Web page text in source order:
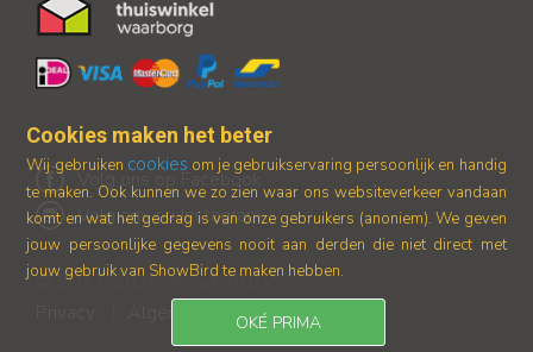
© 2017-2026 Showbird B.V.
Algemene voorwaarden
Volg ons op Facebook
Volg ons op Instagram
Cookies maken het beter
Wij gebruiken cookies om je gebruikservaring persoonlijk en handig
te maken. Ook kunnen we zo zien waar ons websiteverkeer vandaan
komt en wat het gedrag is van onze gebruikers (anoniem). We geven
jouw persoonlijke gegevens nooit aan derden die niet direct met
jouw gebruik van ShowBird te maken hebben.
OKÉ PRIMA